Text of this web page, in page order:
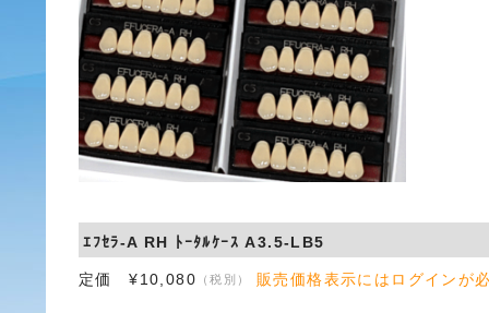
ｴﾌｾﾗ-A RH ﾄｰﾀﾙｹｰｽ A3.5-LB5
定価 ¥10,080 （税別） 販売価格表示にはログインが